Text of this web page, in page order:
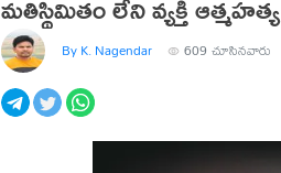
By K. Nagendar 609 చూసినవారు